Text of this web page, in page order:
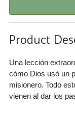
Product
Una lección
cómo Dios usó un
misionero. Todo
vienen al dar los